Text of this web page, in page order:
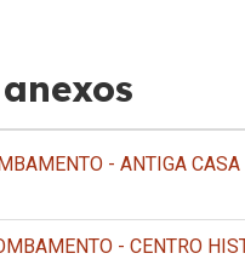
- ANTIGA
- CENTRO